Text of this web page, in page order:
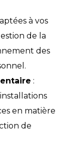
à vos
de la
des
:
en matière
de